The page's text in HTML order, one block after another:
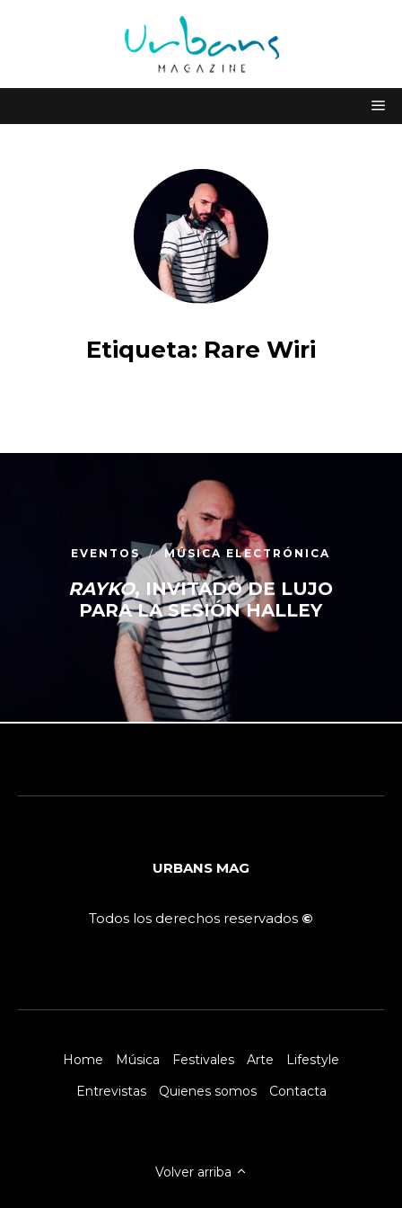
Etiqueta: Rare Wiri
EVENTOS MÚSICA ELECTRÓNICA
RAYKO, INVITADO DE LUJO
PARA LA SESIÓN HALLEY
URBANS MAG
Todos los derechos reservados ©
Home Música Festivales Arte
Lifestyle
Entrevistas
Quienes somos Contacta
Volver arriba